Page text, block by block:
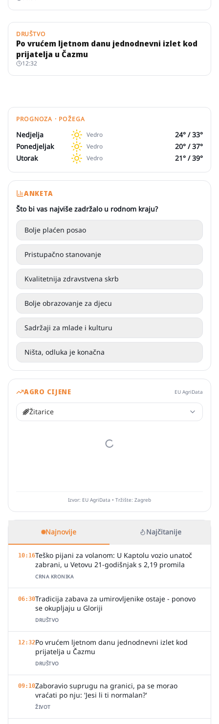
DRUŠTVO
Po vrućem ljetnom danu jednodnevni izlet kod
prijatelja u Čazmu
12:32
PROGNOZA · POŽEGA
Nedjelja Vedro 24° /33°
Ponedjeljak
Vedro 20° /37°
Utorak
Vedro 21° /39°
ANKETA
Što bi vas najviše zadržalo u rodnom kraju?
Bolje plaćen posao
Pristupačno stanovanje
Kvalitetnija zdravstvena skrb
Bolje obrazovanje za djecu
Sadržaji za mlade i kulturu
Ništa, odluka je konačna
AGRO CIJENE EU AgriData
Žitarice
Izvor: EU AgriData • Tržište: Zagreb
Najnovije Najčitanije
10:16Teško pijani za volanom: U Kaptolu vozio unatoč
zabrani, u Vetovu 21-godišnjak s 2,19 promila
CRNA KRONIKA
06:30Tradicija zabava za umirovljenike ostaje - ponovo
se okupljaju u Gloriji
DRUŠTVO
12:32Po vrućem ljetnom danu jednodnevni izlet kod
prijatelja u Čazmu
DRUŠTVO
09:10Zaboravio suprugu na granici, pa se morao
vraćati po nju: 'Jesi li ti normalan?'
ŽIVOT